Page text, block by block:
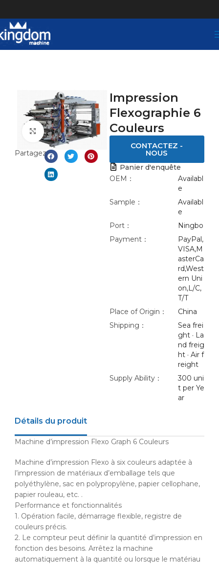
Click to enlarge
Partagez:
Impression
Flexographie 6
Couleurs
CONTACTEZ -
NOUS
Panier d'enquête
OEM：
Availabl
e
Sample：
Availabl
e
Port：
Ningbo
Payment：
PayPal,
VISA,M
asterCa
rd,West
ern Uni
on,L/C,
T/T
Place of Origin：
China
Shipping：
Sea frei
ght · La
nd freig
ht · Air f
reight
Supply Ability：
300 uni
t per Ye
ar
Détails du produit
Machine d’impression Flexo Graph 6 Couleurs
Machine d’impression Flexo à six couleurs adaptée à
l’impression de matériaux d’emballage tels que
polyéthylène, sac en polypropylène, papier cellophane,
papier rouleau, etc. .
Performance et fonctionnalités
1. Opération facile, démarrage flexible, registre de
couleurs précis.
2. Le compteur peut définir la quantité d’impression en
fonction des besoins. Arrêtez la machine
automatiquement à la quantité ou lorsque le matériau